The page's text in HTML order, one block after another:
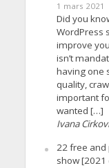
1 mars 2021
Did you
WordPress
improve
isn’t
having one
quality,
important
wanted […]
Ivana
22 free
show [2021